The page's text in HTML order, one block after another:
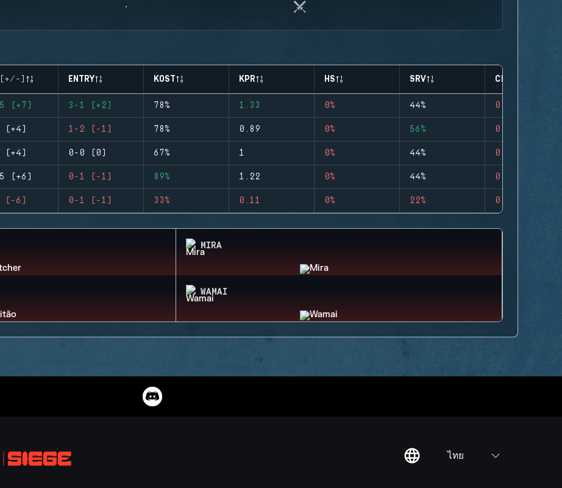
) ENTRY KOST KPR HS SRV CLUTCHES
(+7) 3-1 (+2) 78% 1.33 0% 44% 0
(+4) 1-2 (-1) 78% 0.89 0% 56% 0
(+4) 0-0 (0) 67% 1 0% 44% 0
(+6) 0-1 (-1) 89% 1.22 0% 44% 0
(-6) 0-1 (-1) 33% 0.11 0% 22% 0
MIRA
WAMAI
ไทย